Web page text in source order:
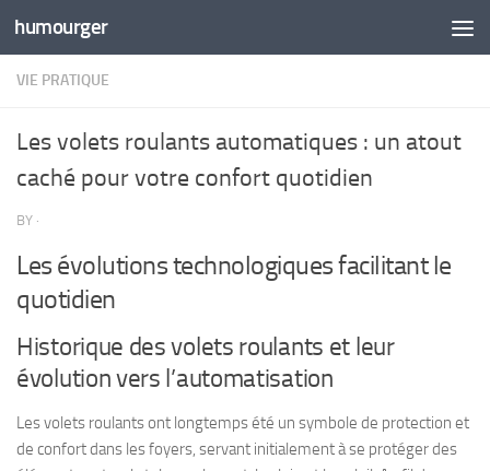
Skip to content
humourger
VIE PRATIQUE
Les volets roulants automatiques : un atout
caché pour votre confort quotidien
BY ·
Les évolutions technologiques facilitant le
quotidien
Historique des volets roulants et leur
évolution vers l’automatisation
Les volets roulants ont longtemps été un symbole de protection et
de confort dans les foyers, servant initialement à se protéger des